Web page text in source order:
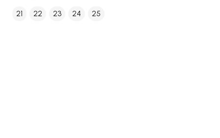
21 22 23 24 25